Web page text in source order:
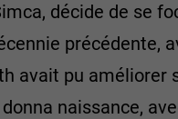
décide de se
précédente,
avait pu améliorer
naissance,